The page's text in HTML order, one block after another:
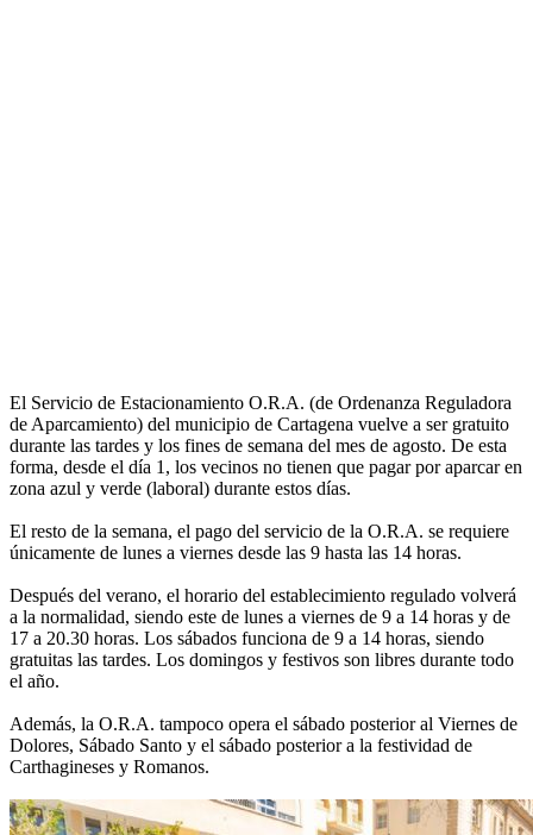
El Servicio de Estacionamiento O.R.A. (de Ordenanza Reguladora
de Aparcamiento) del municipio de Cartagena vuelve a ser gratuito
durante las tardes y los fines de semana del mes de agosto. De esta
forma, desde el día 1, los vecinos no tienen que pagar por aparcar en
zona azul y verde (laboral) durante estos días.
El resto de la semana, el pago del servicio de la O.R.A. se requiere
únicamente de lunes a viernes desde las 9 hasta las 14 horas.
Después del verano, el horario del establecimiento regulado volverá
a la normalidad, siendo este de lunes a viernes de 9 a 14 horas y de
17 a 20.30 horas. Los sábados funciona de 9 a 14 horas, siendo
gratuitas las tardes. Los domingos y festivos son libres durante todo
el año.
Además, la O.R.A. tampoco opera el sábado posterior al Viernes de
Dolores, Sábado Santo y el sábado posterior a la festividad de
Carthagineses y Romanos.